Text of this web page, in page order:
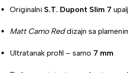
Originalni S.T. Dupont Slim 7
Matt Camo Reddizajn sa
Ultratanak profil – samo 7 mm